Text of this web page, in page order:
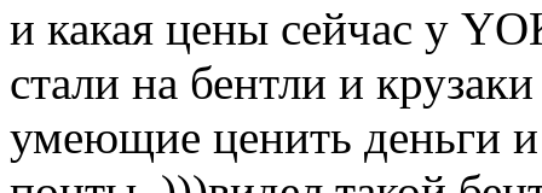
и какая цены сейчас у
стали на бентли и
умеющие ценить деньги